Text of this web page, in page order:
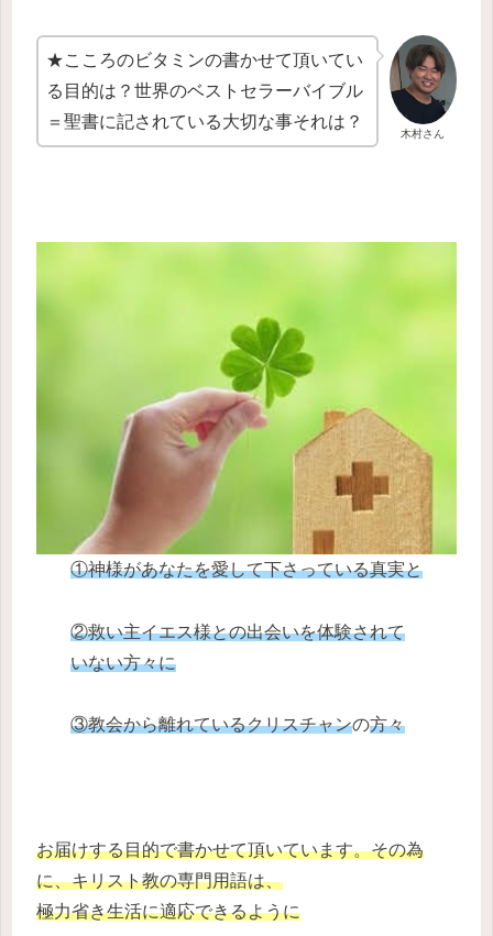
木村さん
★こころのビタミンの書かせて頂いてい
る目的は？世界のベストセラーバイブル
＝聖書に記されている大切な事それは？
①神様があなたを愛して下さっている真実と
②救い主イエス様との出会いを体験されて
いない方々に
③教会から離れているクリスチャンの方々
お届けする目的で書かせて頂いています。その為
に、キリスト教の専門用語は、
極力省き生活に適応できるように